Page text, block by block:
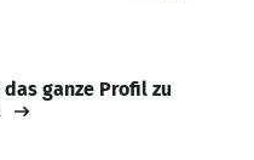
ganze Profil zu